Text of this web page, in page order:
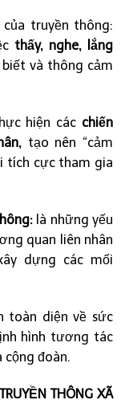
truyền thông:
thấy, nghe, lắng
và thông cảm
hiện các chiến
tạo nên “cảm
tích cực tham gia
là những yếu
quan liên nhân
dựng các mối
toàn diện về sức
hình tương tác
cộng đoàn.
THÔNG XÃ